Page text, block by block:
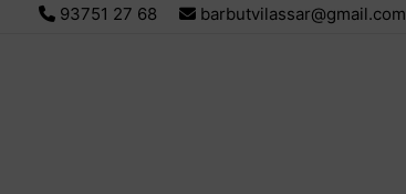
93751 27 68 barbutvilassar@gmail.com